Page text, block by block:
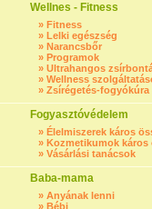
Wellnes - Fitness
» Fitness
» Lelki egészség
» Narancsbőr
» Programok
» Ultrahangos
» Wellness
» Zsírégetés-fogyókúra
Fogyasztóvédelem
» Élelmiszerek káros
» Kozmetikumok káros
» Vásárlási tanácsok
Baba-mama
» Anyának lenni
» Bébi